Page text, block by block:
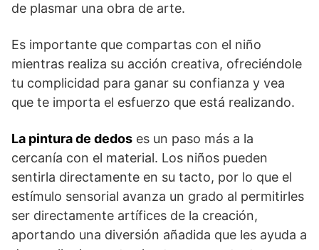
de plasmar una obra de arte.
Es importante que compartas con el niño
mientras realiza su acción creativa, ofreciéndole
tu complicidad para ganar su confianza y vea
que te importa el esfuerzo que está realizando.
La pintura de dedos es un paso más a la
cercanía con el material. Los niños pueden
sentirla directamente en su tacto, por lo que el
estímulo sensorial avanza un grado al permitirles
ser directamente artífices de la creación,
aportando una diversión añadida que les ayuda a